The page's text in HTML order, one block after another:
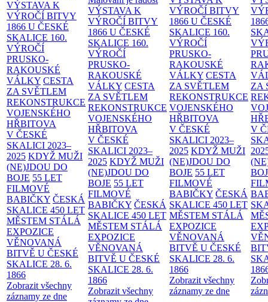
VÝSTAVA K
VÝROČÍ BITVY
1866 U ČESKÉ
SKALICE 160.
VÝROČÍ
PRUSKO-
RAKOUSKÉ
VÁLKY CESTA
ZA SVĚTLEM
REKONSTRUKCE
VOJENSKÉHO
HŘBITOVA
V ČESKÉ
SKALICI 2023–
2025 KDYŽ MUŽI
(NE)JDOU DO
BOJE 55 LET
FILMOVÉ
BABIČKY ČESKÁ
SKALICE 450 LET
MĚSTEM STÁLÁ
EXPOZICE
VĚNOVANÁ
BITVĚ U ČESKÉ
SKALICE 28. 6.
1866
Zobrazit všechny
záznamy ze dne
VÝSTAVA K
VÝROČÍ BITVY
1866 U ČESKÉ
SKALICE 160.
VÝROČÍ
PRUSKO-
RAKOUSKÉ
VÁLKY CESTA
ZA SVĚTLEM
REKONSTRUKCE
VOJENSKÉHO
HŘBITOVA
V ČESKÉ
SKALICI 2023–
2025 KDYŽ MUŽI
(NE)JDOU DO
BOJE 55 LET
FILMOVÉ
BABIČKY ČESKÁ
SKALICE 450 LET
MĚSTEM STÁLÁ
EXPOZICE
VĚNOVANÁ
BITVĚ U ČESKÉ
SKALICE 28. 6.
1866
Zobrazit všechny
VÝROČÍ BITVY
1866 U ČESKÉ
SKALICE 160.
VÝROČÍ
PRUSKO-
RAKOUSKÉ
VÁLKY CESTA
ZA SVĚTLEM
REKONSTRUKCE
VOJENSKÉHO
HŘBITOVA
V ČESKÉ
SKALICI 2023–
2025 KDYŽ MUŽI
(NE)JDOU DO
BOJE 55 LET
FILMOVÉ
BABIČKY ČESKÁ
SKALICE 450 LET
MĚSTEM STÁLÁ
EXPOZICE
VĚNOVANÁ
BITVĚ U ČESKÉ
SKALICE 28. 6.
1866
Zobrazit všechny
záznamy ze dne
ZA
V